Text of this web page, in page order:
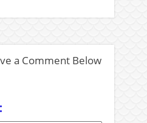
a Comment Below